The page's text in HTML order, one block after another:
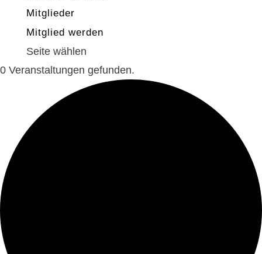
Mitglieder
Mitglied werden
Seite wählen
0 Veranstaltungen gefunden.